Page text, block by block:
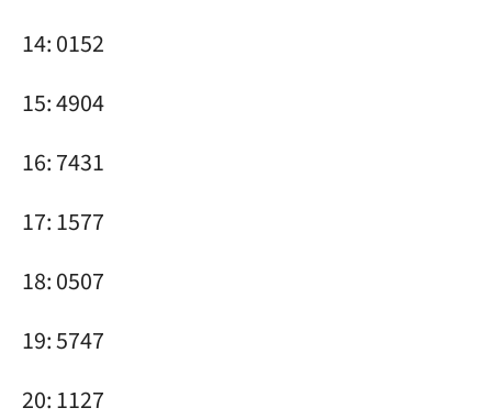
14: 0152
15: 4904
16: 7431
17: 1577
18: 0507
19: 5747
20: 1127